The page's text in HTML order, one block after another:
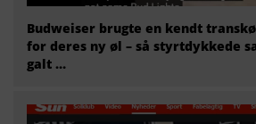
Budweiser brugte en kendt
for deres ny øl – så styrtdykkede
galt …